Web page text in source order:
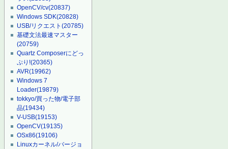
OpenCV/cv(20837)
Windows SDK(20828)
USB/リクエスト(20785)
基礎文法最速マスター
(20759)
Quartz Composerにどっ
ぷり!(20365)
AVR(19962)
Windows 7
Loader(19879)
tokkyo/買った物/電子部
品(19434)
V-USB(19153)
OpenCV(19135)
OSx86(19106)
Linuxカーネル/バージョ